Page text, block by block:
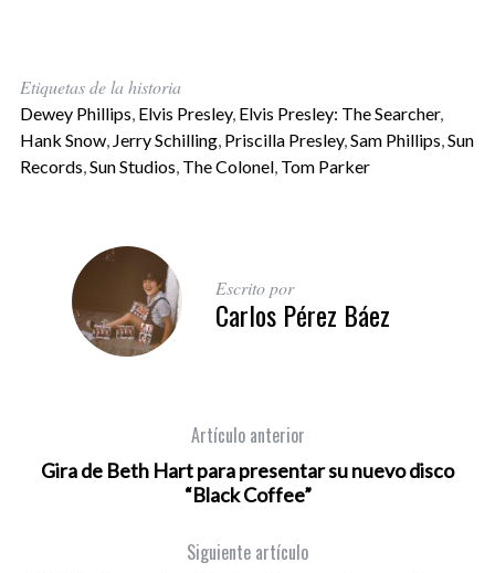
Etiquetas de la historia
Dewey Phillips, Elvis Presley, Elvis Presley: The Searcher,
Hank Snow, Jerry Schilling, Priscilla Presley,Sam Phillips,Sun
Records,Sun Studios, The Colonel, Tom Parker
Escrito por
Carlos Pérez Báez
Artículo anterior
Gira de Beth Hart para presentar su nuevo disco
“Black Coffee”
Siguiente artículo